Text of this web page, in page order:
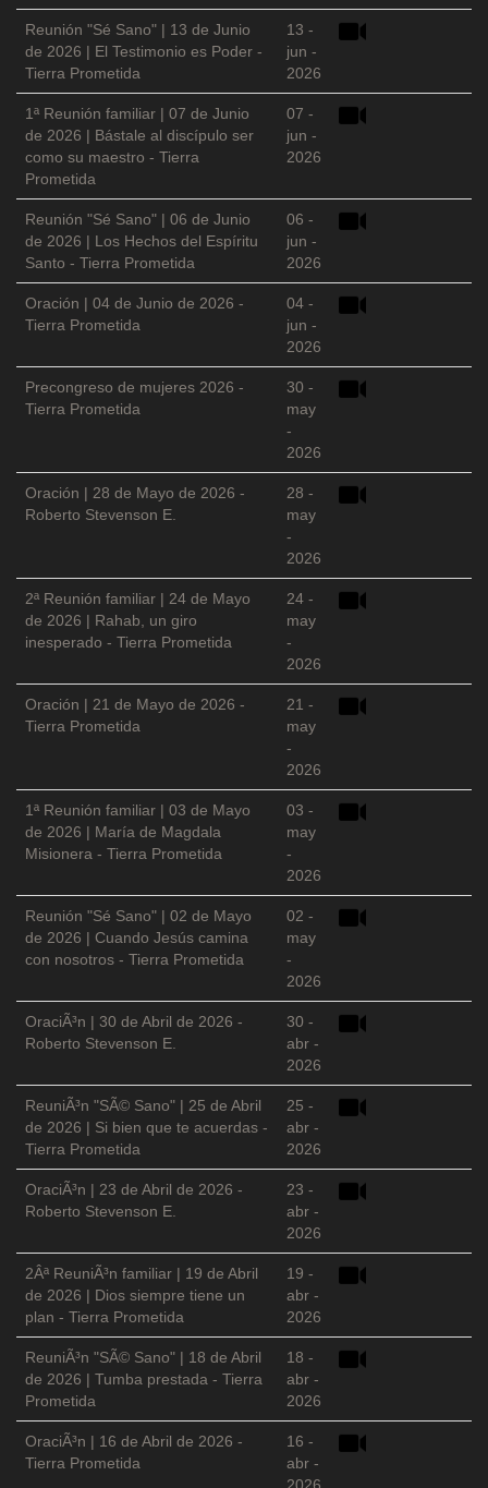
Reunión "Sé Sano" | 13 de Junio
de 2026 | El Testimonio es Poder -
Tierra Prometida
13 -
jun -
2026
1ª Reunión familiar | 07 de Junio
de 2026 | Bástale al discípulo ser
como su maestro - Tierra
Prometida
07 -
jun -
2026
Reunión "Sé Sano" | 06 de Junio
de 2026 | Los Hechos del Espíritu
Santo - Tierra Prometida
06 -
jun -
2026
Oración | 04 de Junio de 2026 -
Tierra Prometida
04 -
jun -
2026
Precongreso de mujeres 2026 -
Tierra Prometida
30 -
may
-
2026
Oración | 28 de Mayo de 2026 -
Roberto Stevenson E.
28 -
may
-
2026
2ª Reunión familiar | 24 de Mayo
de 2026 | Rahab, un giro
inesperado - Tierra Prometida
24 -
may
-
2026
Oración | 21 de Mayo de 2026 -
Tierra Prometida
21 -
may
-
2026
1ª Reunión familiar | 03 de Mayo
de 2026 | María de Magdala
Misionera - Tierra Prometida
03 -
may
-
2026
Reunión "Sé Sano" | 02 de Mayo
de 2026 | Cuando Jesús camina
con nosotros - Tierra Prometida
02 -
may
-
2026
OraciÃ³n | 30 de Abril de 2026 -
Roberto Stevenson E.
30 -
abr -
2026
ReuniÃ³n "SÃ© Sano" | 25 de Abril
de 2026 | Si bien que te acuerdas -
Tierra Prometida
25 -
abr -
2026
OraciÃ³n | 23 de Abril de 2026 -
Roberto Stevenson E.
23 -
abr -
2026
2Âª ReuniÃ³n familiar | 19 de Abril
de 2026 | Dios siempre tiene un
plan - Tierra Prometida
19 -
abr -
2026
ReuniÃ³n "SÃ© Sano" | 18 de Abril
de 2026 | Tumba prestada - Tierra
Prometida
18 -
abr -
2026
OraciÃ³n | 16 de Abril de 2026 -
Tierra Prometida
16 -
abr -